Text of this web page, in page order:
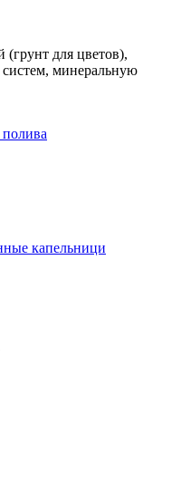
(грунт для цветов),
минеральную
капельници